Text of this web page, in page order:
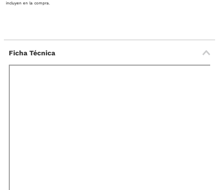
incluyen en la compra.
Ficha Técnica